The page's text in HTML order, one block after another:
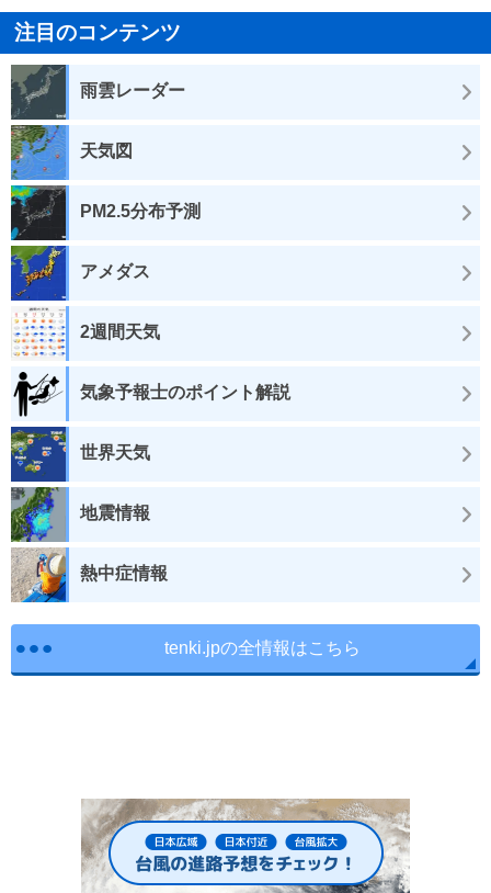
注目のコンテンツ
雨雲レーダー
天気図
PM2.5分布予測
アメダス
2週間天気
気象予報士のポイント解説
世界天気
地震情報
熱中症情報
tenki.jpの全情報はこちら